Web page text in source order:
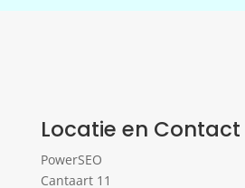
Locatie en Contact
PowerSEO
Cantaart 11